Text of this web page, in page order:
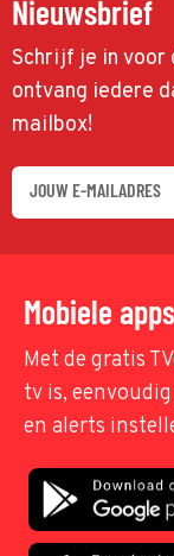
Nieuwsbrief
Schrijf je in voor
ontvang iedere
mailbox!
Mobiele apps
Met de gratis
tv is,
en alerts